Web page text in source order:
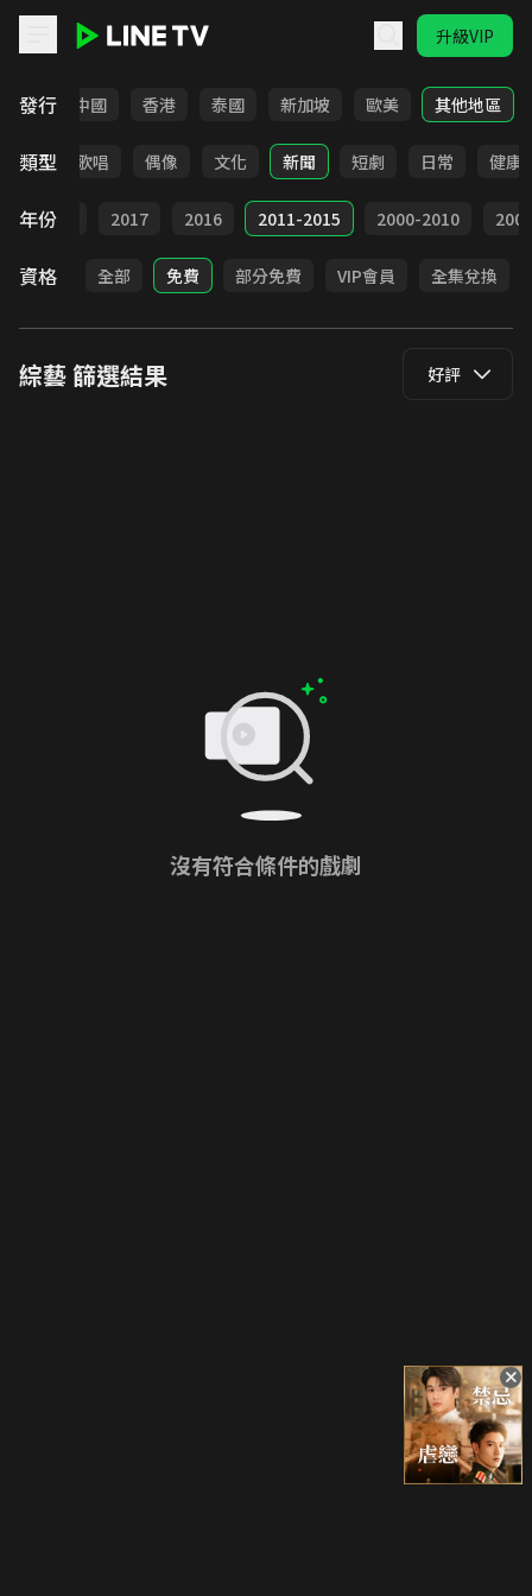
升級VIP
發行
韓國 中國 香港 泰國 新加坡 歐美 其他地區
類型
益智 歌唱 偶像 文化 新聞 短劇 日常 健康
年份
2018 2017 2016 2011-2015 2000-2010
資格 全部 免費 部分免費 VIP會員 全集兌換
綜藝篩選結果 好評
沒有符合條件的戲劇